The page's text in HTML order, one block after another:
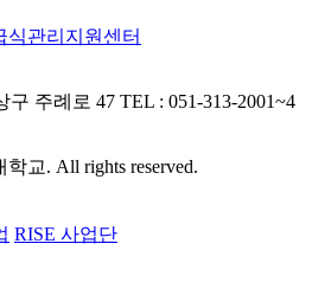
식관리지원센터
구 주례로 47 TEL : 051-313-2001~4
교. All rights reserved.
RISE 사업단